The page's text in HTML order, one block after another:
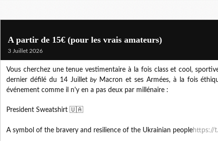
A partir de 15€ (pour les vrais amateurs)
3 Juillet 2026
Vous cherchez une tenue vestimentaire à la fois class et cool,
dernier défilé du 14 Juilletby Macron et ses Armées, à la fois
événement comme il n'y en a pas deux par millénaire :
President Sweatshirt 🇺🇦
A symbol of the bravery and resilience of the Ukrainian peoplehttps://